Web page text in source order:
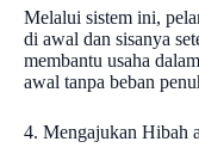
Melalui sistem ini,
di awal dan sisanya
membantu usaha
awal tanpa beban
4. Mengajukan Hibah